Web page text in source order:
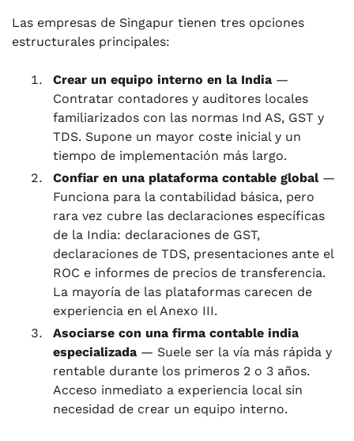
Las empresas de Singapur tienen tres opciones
estructurales principales:
Crear un equipo interno en la India —
Contratar contadores y auditores locales
familiarizados con las normas Ind AS, GST y
TDS. Supone un mayor coste inicial y un
tiempo de implementación más largo.
Confiar en una plataforma contable global—
Funciona para la contabilidad básica, pero
rara vez cubre las declaraciones específicas
de la India: declaraciones de GST,
declaraciones de TDS, presentaciones ante el
ROC e informes de precios de transferencia.
La mayoría de las plataformas carecen de
experiencia en el Anexo III.
Asociarse con una firma contable india
especializada — Suele ser la vía más rápida y
rentable durante los primeros 2 o 3 años.
Acceso inmediato a experiencia local sin
necesidad de crear un equipo interno.